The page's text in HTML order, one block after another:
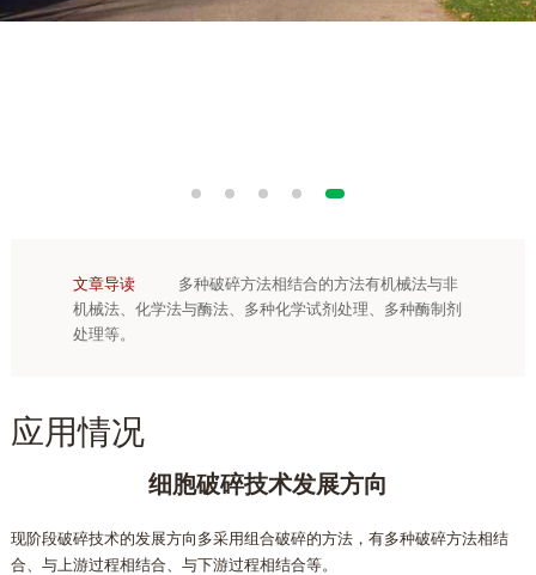
文章导读
多种破碎方法相结合的方法有机械法与非
机械法、化学法与酶法、多种化学试剂处理、多种酶制剂
处理等。
应用情况
细胞破碎技术发展方向
现阶段破碎技术的发展方向多采用组合破碎的方法，有多种破碎方法相结
合、与上游过程相结合、与下游过程相结合等。